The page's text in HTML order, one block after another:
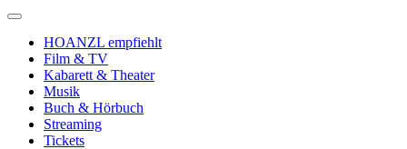
HOANZL empfiehlt
Film & TV
Kabarett & Theater
Musik
Buch & Hörbuch
Streaming
Tickets